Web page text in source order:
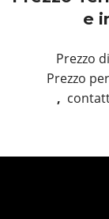
e
Prezzo
Prezzo per
,